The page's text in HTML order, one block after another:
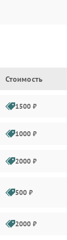
Стоимость
1500 ₽
1000 ₽
2000 ₽
500 ₽
2000 ₽